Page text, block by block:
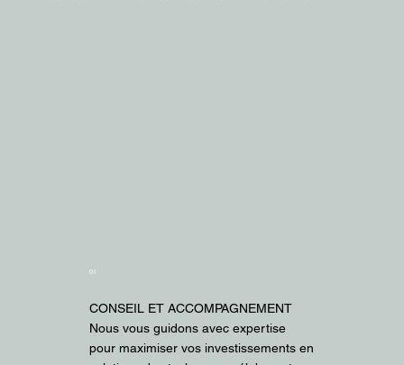
01
CONSEIL ET ACCOMPAGNEMENT
Nous vous guidons avec expertise
pour maximiser vos investissements en